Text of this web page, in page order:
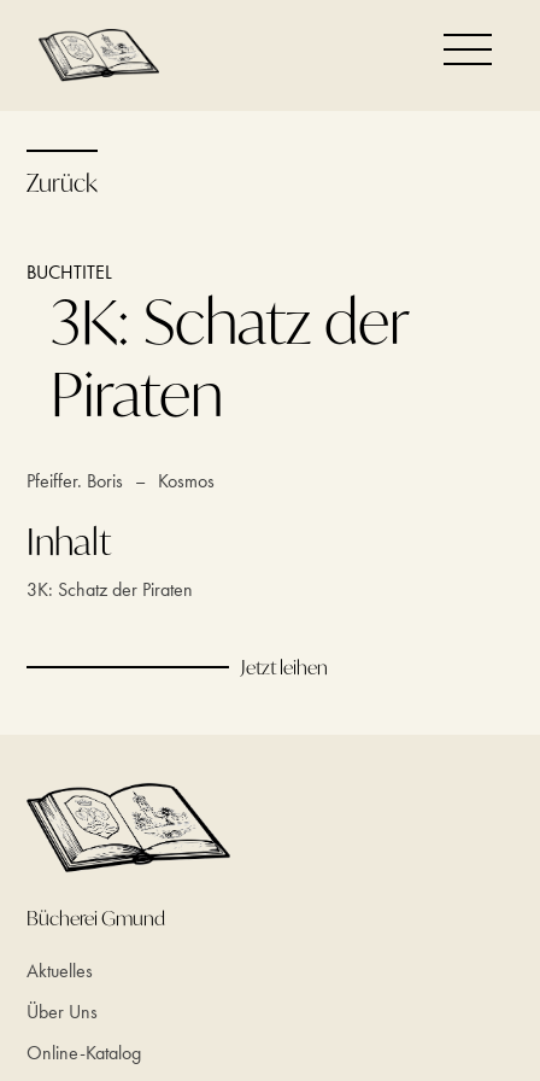
Zurück
BUCHTITEL
3K: Schatz der
Piraten
Pfeiffer. Boris – Kosmos
Inhalt
3K: Schatz der Piraten
Jetzt leihen
Bücherei Gmund
Aktuelles
Über Uns
Online-Katalog